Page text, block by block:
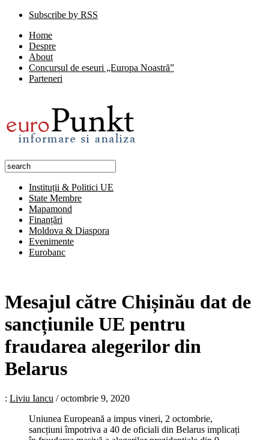
Subscribe by RSS
Home
Despre
About
Concursul de eseuri „Europa Noastră”
Parteneri
Instituții & Politici UE
State Membre
Mapamond
Finanțări
Moldova & Diaspora
Evenimente
Eurobanc
Mesajul către Chișinău dat de
sancțiunile UE pentru
fraudarea alegerilor din
Belarus
: Liviu Iancu /octombrie 9, 2020
Uniunea Europeană a impus vineri, 2 octombrie,
sancțiuni împotriva a 40 de oficiali din Belarus implicați